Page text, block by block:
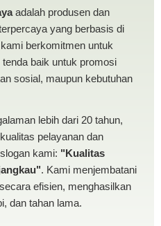
adalah produsen dan
yang berbasis di
berkomitmen untuk
baik untuk promosi
sosial, maupun kebutuhan
lebih dari 20 tahun,
pelayanan dan
kami: "Kualitas
. Kami menjembatani
efisien, menghasilkan
dan tahan lama.